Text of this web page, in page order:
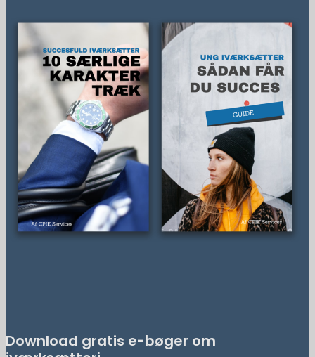
Download gratis e-bøger om